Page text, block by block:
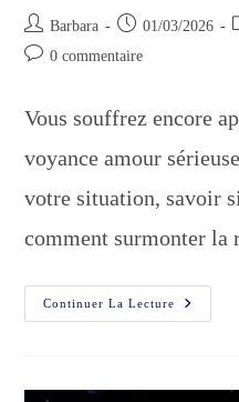
Auteur/autrice
de
Barbara
Publication
publiée :
01/03/2026
Commentaires
publication :
0 commentaire
Vous souffrez encore
voyance amour
votre situation, savoir
comment surmonter la
Continuer La Lecture
Voyance
Amour